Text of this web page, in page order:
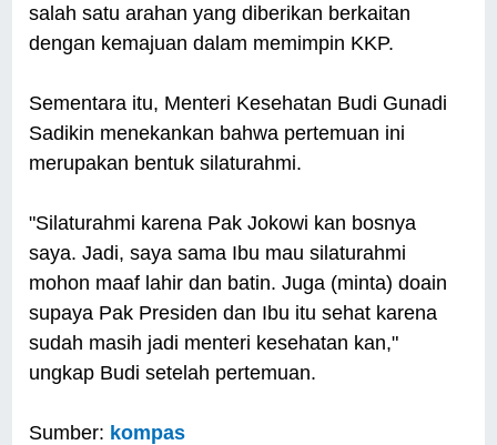
salah satu arahan yang diberikan berkaitan
dengan kemajuan dalam memimpin KKP.
Sementara itu, Menteri Kesehatan Budi Gunadi
Sadikin menekankan bahwa pertemuan ini
merupakan bentuk silaturahmi.
"Silaturahmi karena Pak Jokowi kan bosnya
saya. Jadi, saya sama Ibu mau silaturahmi
mohon maaf lahir dan batin. Juga (minta) doain
supaya Pak Presiden dan Ibu itu sehat karena
sudah masih jadi menteri kesehatan kan,"
ungkap Budi setelah pertemuan.
Sumber: kompas